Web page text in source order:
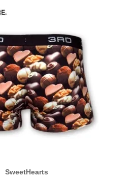
SweetHearts